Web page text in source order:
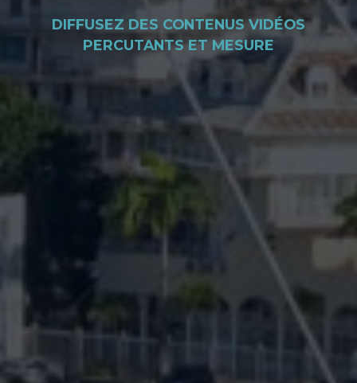
DIFFUSEZ DES CONTENUS VIDÉOS
PERCUTANTS ET MESURE